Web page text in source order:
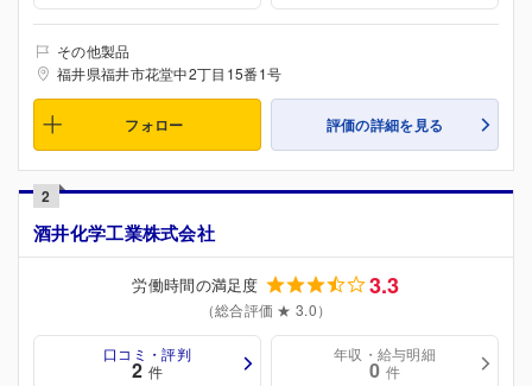
その他製品
福井県福井市花堂中2丁目15番1号
フォロー 評価の詳細を見る
2
酒井化学工業株式会社
労働時間の満足度 3.3
（総合評価 ★ 3.0）
口コミ・評判
2 件
年収・給与明細
0 件